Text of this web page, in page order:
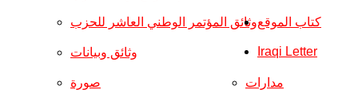
وثائق المؤتمر الوطني العاشر للحزب
وثائق وبيانات
صورة مدارات
كتاب الموقع
Iraqi Letter